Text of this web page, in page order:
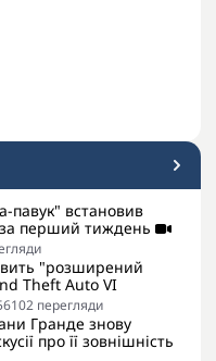
встановив
за перший тиждень
"розширений
Theft Auto VI
перегляди
Гранде знову
про її зовнішність